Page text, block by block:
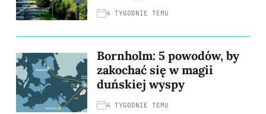
4 TYGODNIE TEMU
Bornholm: 5 powodów, by
zakochać się w magii
duńskiej wyspy
4 TYGODNIE TEMU